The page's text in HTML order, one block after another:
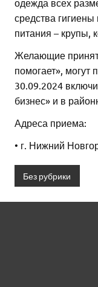
одежда всех
средства
питания – крупы,
Желающие
помогает»,
30.09.2024
бизнес» и в
Адреса приема:
• г. Нижний
Без рубрики